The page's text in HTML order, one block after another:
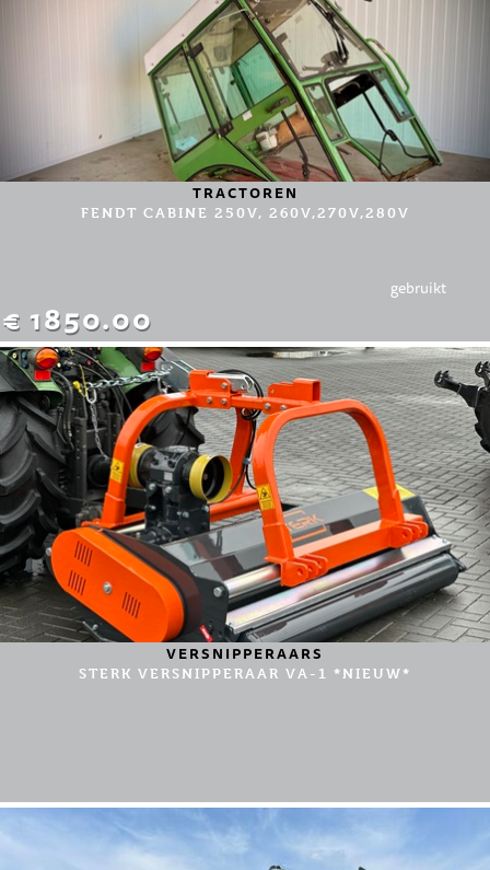
TRACTOREN
FENDT CABINE 250V, 260V,270V,280V
€ 1850.00
gebruikt
VERSNIPPERAARS
STERK VERSNIPPERAAR VA-1 *NIEUW*